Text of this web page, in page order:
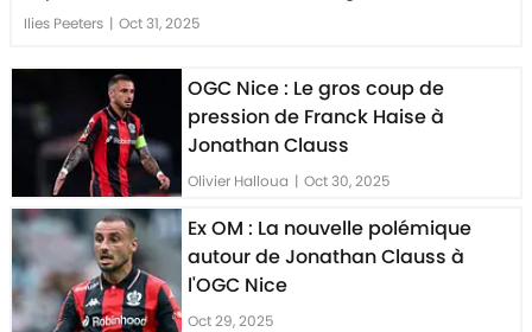
Ilies Peeters | Oct 31, 2025
OGC Nice : Le gros coup de
pression de Franck Haise à
Jonathan Clauss
Olivier Halloua | Oct 30, 2025
Ex OM : La nouvelle polémique
autour de Jonathan Clauss à
l'OGC Nice
Oct 29, 2025